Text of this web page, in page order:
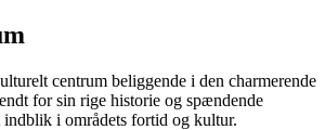
centrum beliggende i den charmerende
for sin rige historie og spændende
i områdets fortid og kultur.